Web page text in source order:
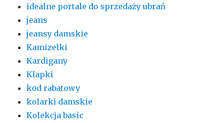
idealne portale do sprzedaży ubrań
jeans
jeansy damskie
Kamizelki
Kardigany
Klapki
kod rabatowy
kolarki damskie
Kolekcja basic